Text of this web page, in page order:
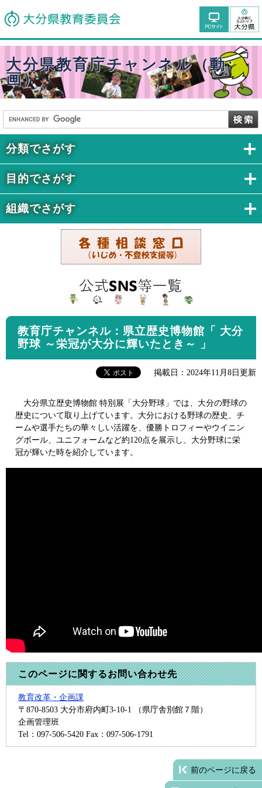
大分県教育庁チャンネル（動
画）
教育庁チャンネル：県立歴史博物館「 大分
野球 ～栄冠が大分に輝いたとき～ 」
掲載日：2024年11月8日更新
大分県立歴史博物館 特別展「大分野球」では、大分の野球の
歴史について取り上げています。大分における野球の歴史、チ
ームや選手たちの華々しい活躍を、優勝トロフィーやウイニン
グボール、ユニフォームなど約120点を展示し、大分野球に栄
冠が輝いた時を紹介しています。
このページに関するお問い合わせ先
教育改革・企画課
〒870-8503 大分市府内町3-10-1 （県庁舎別館７階）
企画管理班
Tel：097-506-5420 Fax：097-506-1791
分類でさがす
目的でさがす
組織でさがす
前のページに戻る